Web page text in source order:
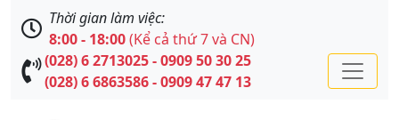
Thời gian làm việc:
8:00 - 18:00(Kể cả thứ 7 và CN)
(028) 6 2713025 - 0909 50 30 25
(028) 6 6863586 - 0909 47 47 13